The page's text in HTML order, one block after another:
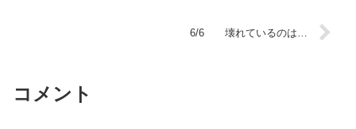
6/6 壊れているのは…
コメント